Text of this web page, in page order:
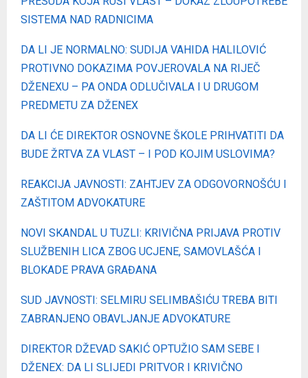
SISTEMA NAD RADNICIMA
DA LI JE NORMALNO: SUDIJA VAHIDA HALILOVIĆ
PROTIVNO DOKAZIMA POVJEROVALA NA RIJEČ
DŽENEXU – PA ONDA ODLUČIVALA I U DRUGOM
PREDMETU ZA DŽENEX
DA LI ĆE DIREKTOR OSNOVNE ŠKOLE PRIHVATITI DA
BUDE ŽRTVA ZA VLAST – I POD KOJIM USLOVIMA?
REAKCIJA JAVNOSTI: ZAHTJEV ZA ODGOVORNOŠĆU I
ZAŠTITOM ADVOKATURE
NOVI SKANDAL U TUZLI: KRIVIČNA PRIJAVA PROTIV
SLUŽBENIH LICA ZBOG UCJENE, SAMOVLAŠĆA I
BLOKADE PRAVA GRAĐANA
SUD JAVNOSTI: SELMIRU SELIMBAŠIĆU TREBA BITI
ZABRANJENO OBAVLJANJE ADVOKATURE
DIREKTOR DŽEVAD SAKIĆ OPTUŽIO SAM SEBE I
DŽENEX: DA LI SLIJEDI PRITVOR I KRIVIČNO